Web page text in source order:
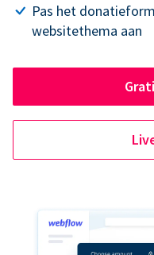
Pas het
websitethema aan